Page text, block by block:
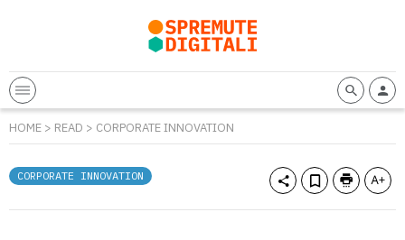
HOME > READ > CORPORATE INNOVATION
CORPORATE INNOVATION